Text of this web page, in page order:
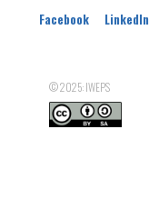
Facebook LinkedIn
© 2025: IWEPS